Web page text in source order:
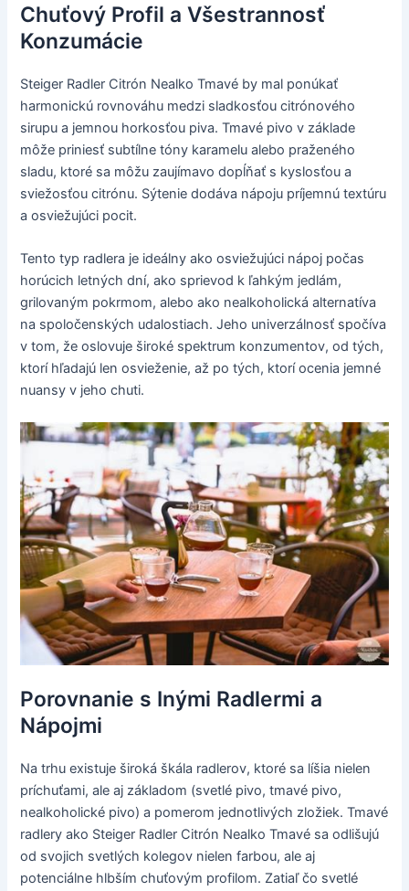
Chuťový Profil a Všestrannosť
Konzumácie
Steiger Radler Citrón Nealko Tmavé by mal ponúkať
harmonickú rovnováhu medzi sladkosťou citrónového
sirupu a jemnou horkosťou piva. Tmavé pivo v základe
môže priniesť subtílne tóny karamelu alebo praženého
sladu, ktoré sa môžu zaujímavo dopĺňať s kyslosťou a
sviežosťou citrónu. Sýtenie dodáva nápoju príjemnú textúru
a osviežujúci pocit.
Tento typ radlera je ideálny ako osviežujúci nápoj počas
horúcich letných dní, ako sprievod k ľahkým jedlám,
grilovaným pokrmom, alebo ako nealkoholická alternatíva
na spoločenských udalostiach. Jeho univerzálnosť spočíva
v tom, že oslovuje široké spektrum konzumentov, od tých,
ktorí hľadajú len osvieženie, až po tých, ktorí ocenia jemné
nuansy v jeho chuti.
Porovnanie s Inými Radlermi a
Nápojmi
Na trhu existuje široká škála radlerov, ktoré sa líšia nielen
príchuťami, ale aj základom (svetlé pivo, tmavé pivo,
nealkoholické pivo) a pomerom jednotlivých zložiek. Tmavé
radlery ako Steiger Radler Citrón Nealko Tmavé sa odlišujú
od svojich svetlých kolegov nielen farbou, ale aj
potenciálne hlbším chuťovým profilom. Zatiaľ čo svetlé